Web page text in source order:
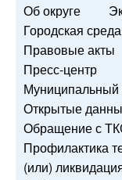
Об округе
Городская среда
Правовые акты
Пресс-центр
Муниципальный
Открытые
Обращение с
Профилактика
(или)